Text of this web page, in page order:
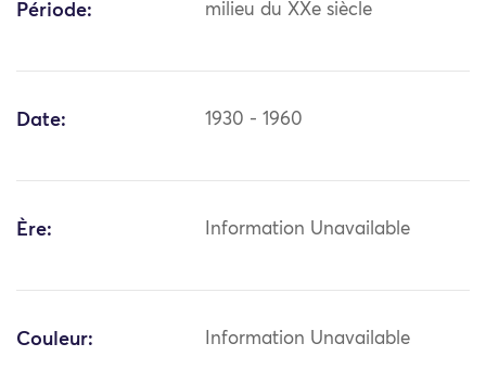
Période: milieu du XXe siècle
Date: 1930 - 1960
Ère: Information Unavailable
Couleur: Information Unavailable